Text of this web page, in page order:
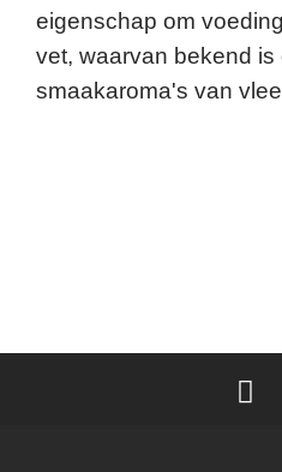
eigenschap om
vet, waarvan bekend is
smaakaroma's van